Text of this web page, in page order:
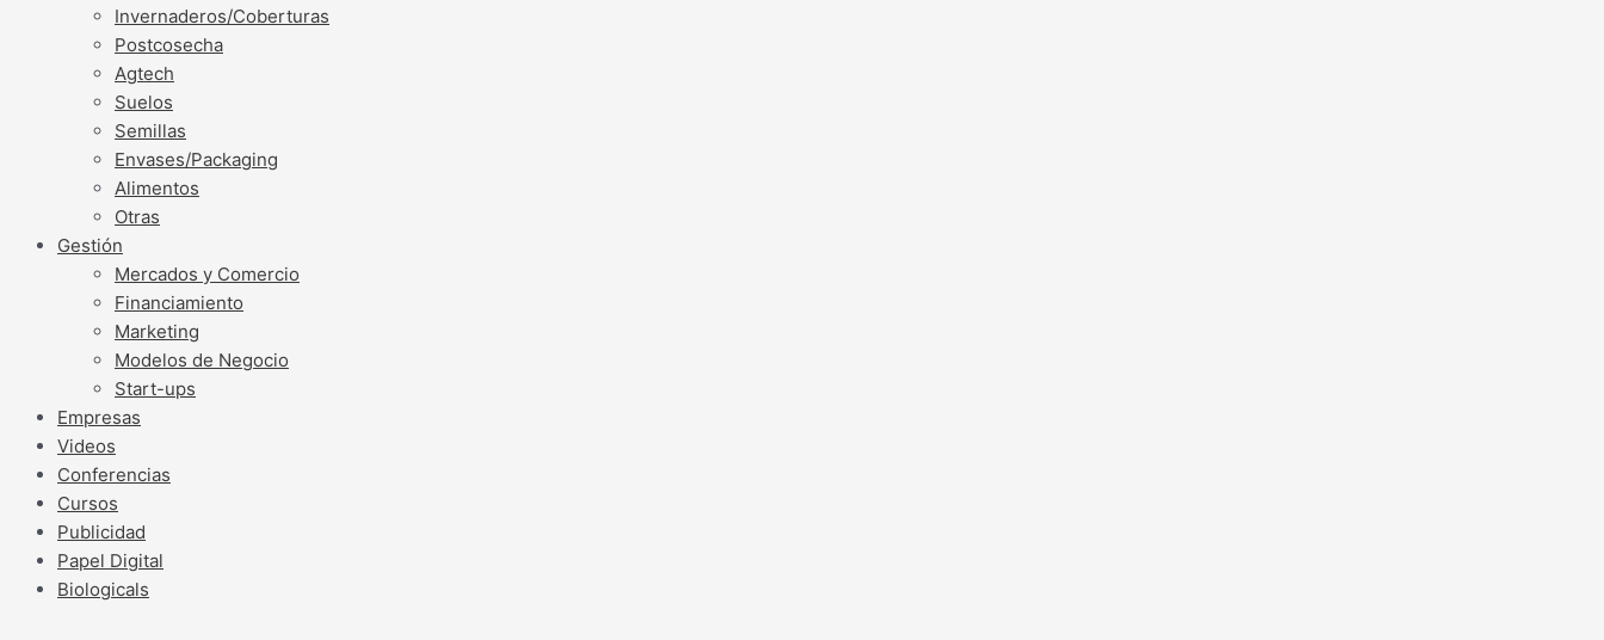
Invernaderos/Coberturas
Postcosecha
Agtech
Suelos
Semillas
Envases/Packaging
Alimentos
Otras
Gestión
Mercados y Comercio
Financiamiento
Marketing
Modelos de Negocio
Start-ups
Empresas
Videos
Conferencias
Cursos
Publicidad
Papel Digital
Biologicals